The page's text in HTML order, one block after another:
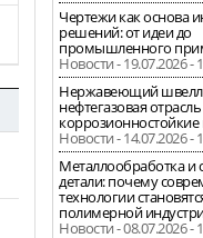
Чертежи как основа
решений: от идеи до
промышленного
Новости - 19.07.2026 -
Нержавеющий
нефтегазовая
Новости - 14.07.2026 -
Металлообработка и
детали: почему
технологии
полимерной
Новости - 08.07.2026 -